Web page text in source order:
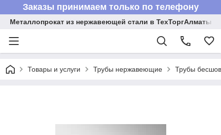
Заказы принимаем только по телефону
Металлопрокат из нержавеющей стали в ТехТоргАлматы
Товары и услуги Трубы нержавеющие Трубы